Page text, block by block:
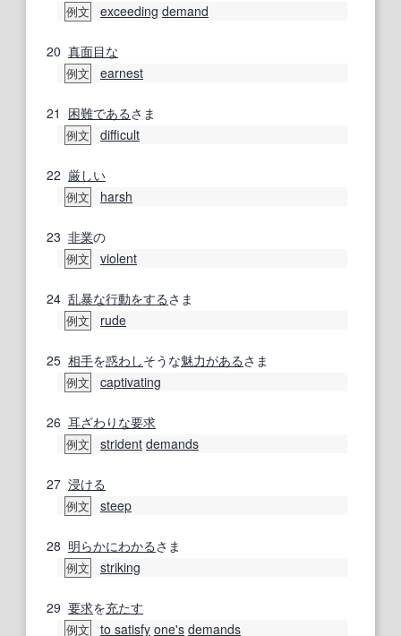
例文 exceeding demand
20 真面目な
例文 earnest
21 困難であるさま
例文 difficult
22 厳しい
例文 harsh
23 非業の
例文 violent
24 乱暴な行動をするさま
例文 rude
25 相手を惑わしそうな魅力があるさま
例文 captivating
26 耳ざわりな要求
例文 strident demands
27 浸ける
例文 steep
28 明らかにわかるさま
例文 striking
29 要求を充たす
例文 to satisfy one's demands